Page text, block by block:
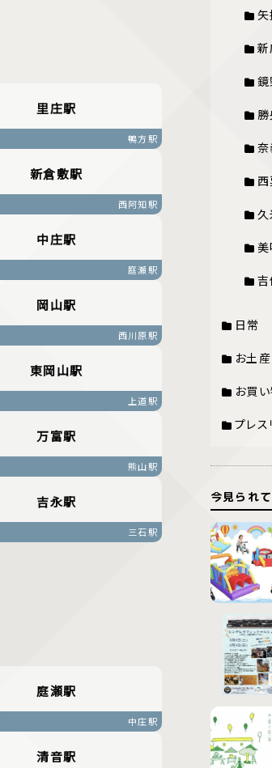
里庄駅
鴨方駅
新倉敷駅
西阿知駅
中庄駅
庭瀬駅
岡山駅
西川原駅
東岡山駅
上道駅
万富駅
熊山駅
吉永駅
三石駅
庭瀬駅
中庄駅
清音駅
日常
お土産
お買
プレス
今見られ